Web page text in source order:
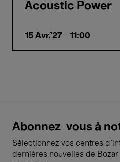
Acoustic Power
15 Avr.'27 - 11:00
Abonnez-vous à
Sélectionnez vos centres
dernières nouvelles de